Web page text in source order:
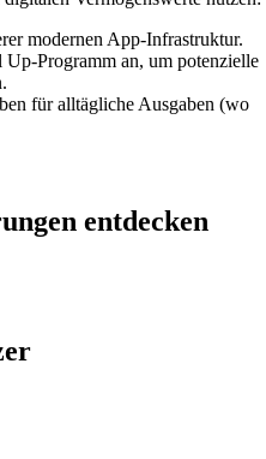
modernen App-Infrastruktur.
Programm an, um potenzielle
für alltägliche Ausgaben (wo
entdecken